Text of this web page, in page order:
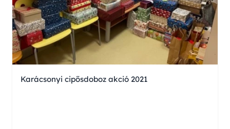
Karácsonyi cipősdoboz akció 2021